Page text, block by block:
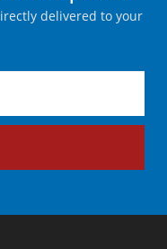
delivered to your